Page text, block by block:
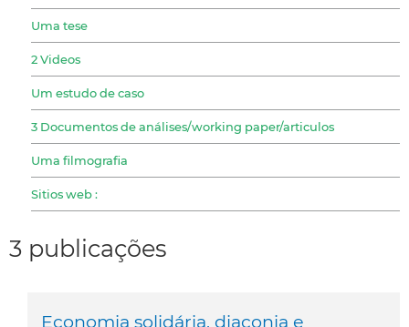
Uma tese
2 Videos
Um estudo de caso
3 Documentos de análises/working paper/articulos
Uma filmografia
Sitios web :
3 publicações
Economia solidária, diaconia e